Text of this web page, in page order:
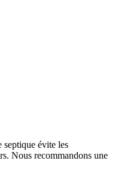
septique évite les
Nous recommandons une